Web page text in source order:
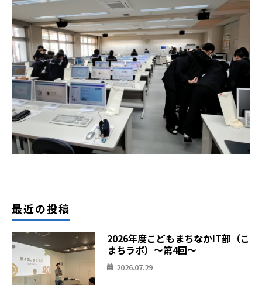
最近の投稿
2026年度こどもまちなかIT部（こ
まちラボ）〜第4回〜
2026.07.29